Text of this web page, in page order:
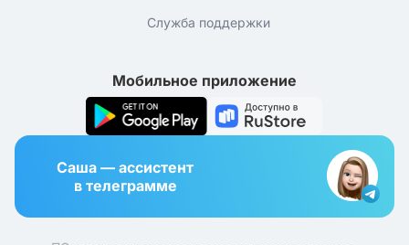
Служба поддержки
Мобильное приложение
Саша — ассистент
в телеграмме